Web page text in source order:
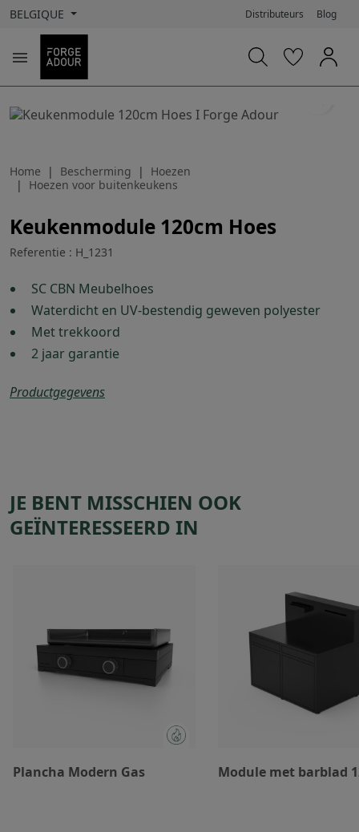
BELGIQUE Distributeurs Blog

Home Bescherming
Hoezen
Hoezen voor buitenkeukens
Keukenmodule 120cm Hoes
Referentie : H_1231
SC CBN Meubelhoes
Waterdicht en UV-bestendig geweven polyester
Met trekkoord
2 jaar garantie
Productgegevens
JE BENT MISSCHIEN OOK
GEÏNTERESSEERD IN
Plancha Modern Gas Module met barblad